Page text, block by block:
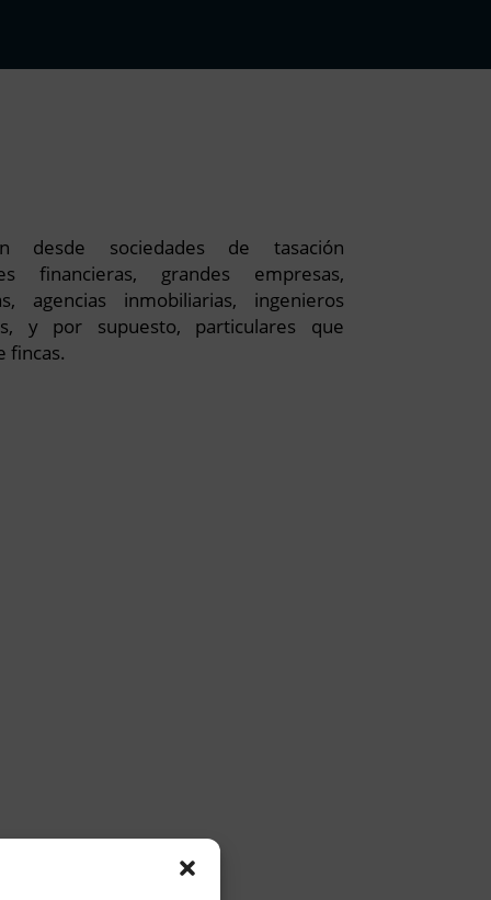
desde sociedades de tasación
financieras, grandes empresas,
agencias inmobiliarias, ingenieros
y por supuesto, particulares que
fincas.